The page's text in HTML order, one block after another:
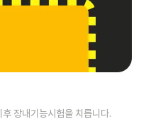
장내기능시험을 치릅니다.